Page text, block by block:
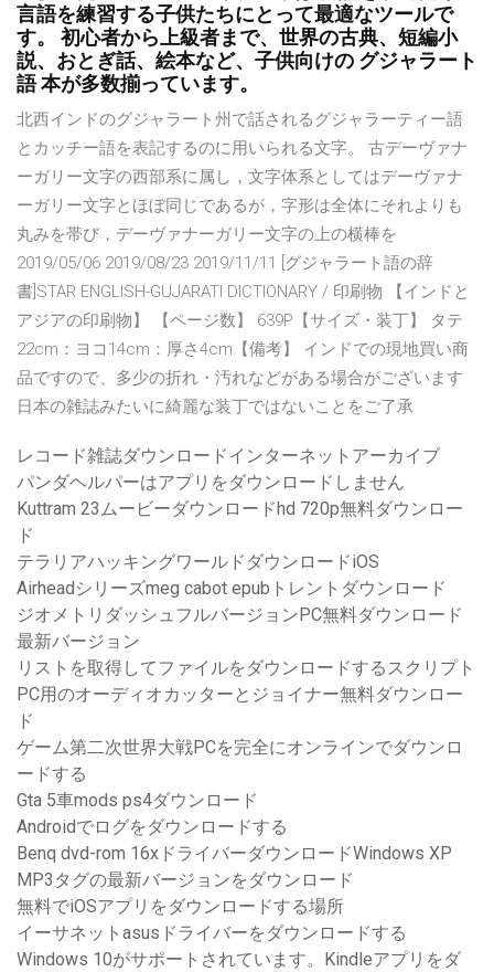
言語を練習する子供たちにとって最適なツールで
す。 初心者から上級者まで、世界の古典、短編小
説、おとぎ話、絵本など、子供向けの グジャラート
語 本が多数揃っています。
北西インドのグジャラート州で話されるグジャラーティー語
とカッチー語を表記するのに用いられる文字。 古デーヴァナ
ーガリー文字の西部系に属し，文字体系としてはデーヴァナ
ーガリー文字とほぼ同じであるが，字形は全体にそれよりも
丸みを帯び，デーヴァナーガリー文字の上の横棒を
2019/05/06 2019/08/23 2019/11/11 [グジャラート語の辞
書]STAR ENGLISH-GUJARATI DICTIONARY / 印刷物 【インドと
アジアの印刷物】 【ページ数】 639P【サイズ・装丁】 タテ
22cm：ヨコ14cm：厚さ4cm【備考】 インドでの現地買い商
品ですので、多少の折れ・汚れなどがある場合がございます
日本の雑誌みたいに綺麗な装丁ではないことをご了承
レコード雑誌ダウンロードインターネットアーカイブ
パンダヘルパーはアプリをダウンロードしません
Kuttram 23ムービーダウンロードhd 720p無料ダウンロー
ド
テラリアハッキングワールドダウンロードiOS
Airheadシリーズmeg cabot epubトレントダウンロード
ジオメトリダッシュフルバージョンPC無料ダウンロード
最新バージョン
リストを取得してファイルをダウンロードするスクリプト
PC用のオーディオカッターとジョイナー無料ダウンロー
ド
ゲーム第二次世界大戦PCを完全にオンラインでダウンロ
ードする
Gta 5車mods ps4ダウンロード
Androidでログをダウンロードする
Benq dvd-rom 16xドライバーダウンロードWindows XP
MP3タグの最新バージョンをダウンロード
無料でiOSアプリをダウンロードする場所
イーサネットasusドライバーをダウンロードする
Windows 10がサポートされています。Kindleアプリをダ